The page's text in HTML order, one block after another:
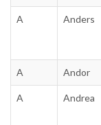
A Anders
A Andor
A Andrea